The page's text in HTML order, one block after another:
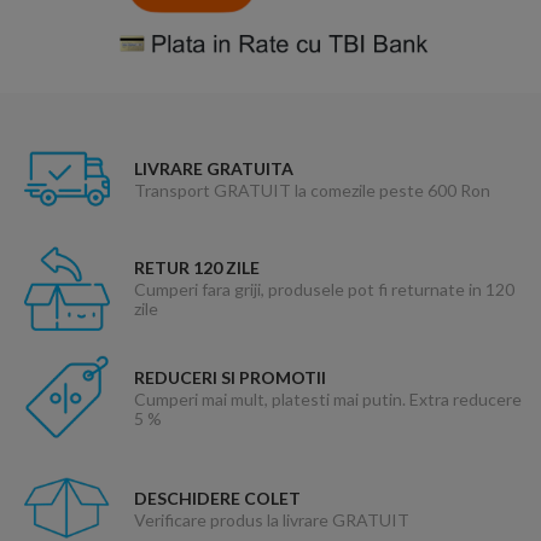
LIVRARE GRATUITA
Transport GRATUIT la comezile peste 600 Ron
RETUR 120 ZILE
Cumperi fara griji, produsele pot fi returnate in 120
zile
REDUCERI SI PROMOTII
Cumperi mai mult, platesti mai putin. Extra reducere
5 %
DESCHIDERE COLET
Verificare produs la livrare GRATUIT